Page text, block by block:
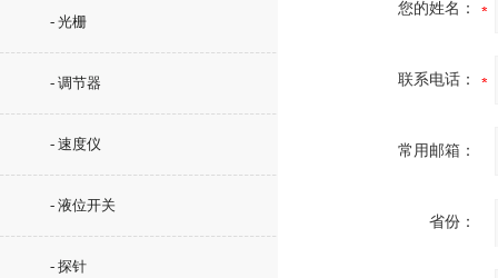
- 光栅
- 调节器
- 速度仪
- 液位开关
- 探针
您的姓名：
联系电话：
常用邮箱：
省份：